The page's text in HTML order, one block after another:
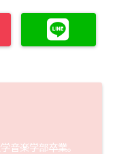
音楽学部卒業。